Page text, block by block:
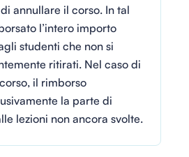
annullare il corso. In tal
l’intero importo
studenti che non si
ritirati. Nel caso di
il rimborso
la parte di
lezioni non ancora svolte.